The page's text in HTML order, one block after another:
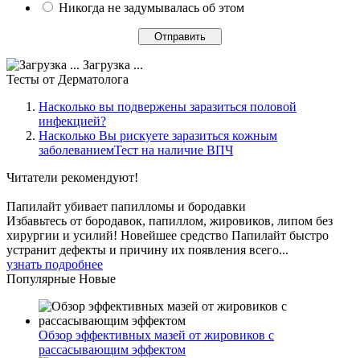
Никогда не задумывалась об этом
Загрузка ...
Тесты от Дерматолога
Насколько вы подвержены заразиться половой
инфекцией?
Насколько Вы рискуете заразиться кожным
заболеваниемТест на наличие ВПЧ
Читатели рекомендуют!
Папилайт убивает папилломы и бородавки
Избавьтесь от бородавок, папиллом, жировиков, липом без
хирургии и усилий! Новейшее средство Папилайт быстро
устранит дефекты и причину их появления всего...
узнать подробнее
Популярные Новые
Обзор эффективных мазей от жировиков с
рассасывающим эффектом